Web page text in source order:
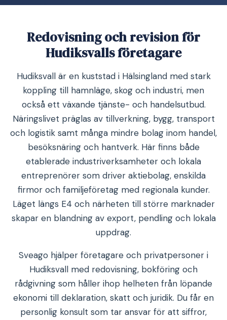
Redovisning och revision för
Hudiksvalls företagare
Hudiksvall är en kuststad i Hälsingland med stark
koppling till hamnläge, skog och industri, men
också ett växande tjänste- och handelsutbud.
Näringslivet präglas av tillverkning, bygg, transport
och logistik samt många mindre bolag inom handel,
besöksnäring och hantverk. Här finns både
etablerade industriverksamheter och lokala
entreprenörer som driver aktiebolag, enskilda
firmor och familjeföretag med regionala kunder.
Läget längs E4 och närheten till större marknader
skapar en blandning av export, pendling och lokala
uppdrag.
Sveago hjälper företagare och privatpersoner i
Hudiksvall med redovisning, bokföring och
rådgivning som håller ihop helheten från löpande
ekonomi till deklaration, skatt och juridik. Du får en
personlig konsult som tar ansvar för att siffror,